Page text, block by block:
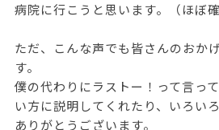
病院に行こうと思います。（ほぼ
ただ、こんな声でも皆さんのおか
す。
僕の代わりにラストー！って言っ
い方に説明してくれたり、いろい
ありがとうございます。